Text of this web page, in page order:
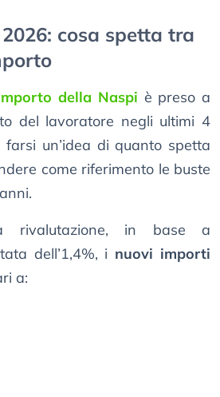
cosa spetta tra
della Naspi è preso a
del lavoratore negli ultimi 4
un’idea di quanto spetta
come riferimento le buste
rivalutazione, in base a
dell’1,4%, i nuovi importi
a: